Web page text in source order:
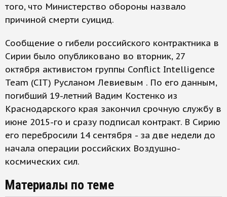
того, что Министерство обороны назвало
причиной смерти суицид.
Сообщение о гибели российского контрактника в
Сирии было опубликовано во вторник, 27
октября активистом группы Conflict Intelligence
Team (CIT) Русланом Левиевым . По его данным,
погибший 19-летний Вадим Костенко из
Краснодарского края закончил срочную службу в
июне 2015-го и сразу подписал контракт. В Сирию
его перебросили 14 сентября - за две недели до
начала операции российских Воздушно-
космических сил.
Материалы по теме